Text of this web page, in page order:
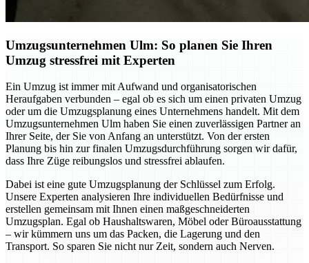
Umzugsunternehmen Ulm: So planen Sie Ihren
Umzug stressfrei mit Experten
Ein Umzug ist immer mit Aufwand und organisatorischen
Heraufgaben verbunden – egal ob es sich um einen privaten Umzug
oder um die Umzugsplanung eines Unternehmens handelt. Mit dem
Umzugsunternehmen Ulm haben Sie einen zuverlässigen Partner an
Ihrer Seite, der Sie von Anfang an unterstützt. Von der ersten
Planung bis hin zur finalen Umzugsdurchführung sorgen wir dafür,
dass Ihre Züge reibungslos und stressfrei ablaufen.
Dabei ist eine gute Umzugsplanung der Schlüssel zum Erfolg.
Unsere Experten analysieren Ihre individuellen Bedürfnisse und
erstellen gemeinsam mit Ihnen einen maßgeschneiderten
Umzugsplan. Egal ob Haushaltswaren, Möbel oder Büroausstattung
– wir kümmern uns um das Packen, die Lagerung und den
Transport. So sparen Sie nicht nur Zeit, sondern auch Nerven.